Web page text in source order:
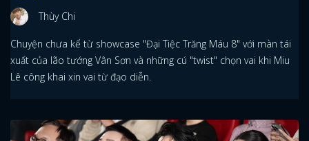
Thùy Chi
Chuyện chưa kể từ showcase "Đại Tiệc Trăng Máu 8" với màn tái
xuất của lão tướng Vân Sơn và những cú "twist" chọn vai khi Miu
Lê công khai xin vai từ đạo diễn.